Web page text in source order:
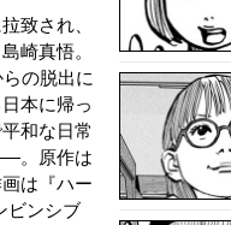
致され、
崎真悟。
の脱出に
本に帰っ
和な日常
。原作は
は『ハー
ビンシブ